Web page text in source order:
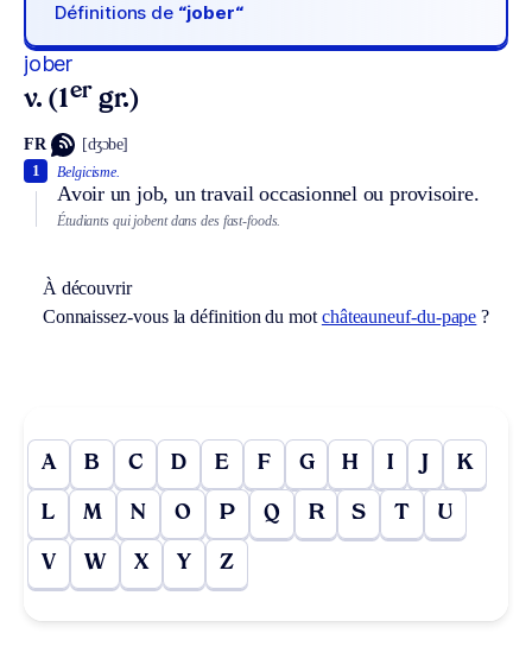
Définitions de “jober“
jober
v. (1er gr.)
FR [dʒɔbe]
Belgicisme.
Avoir un job, un travail occasionnel ou provisoire.
1
Étudiants qui jobent dans des fast-foods.
À découvrir
Connaissez-vous la définition du motchâteauneuf-du-pape ?
A B C D E F G H I J K
L M N O P Q R S T U
V W X Y Z